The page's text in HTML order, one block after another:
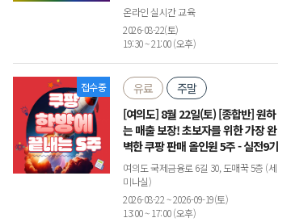
온라인 실시간 교육
2026-08-22(토)
19:30 ~ 21:00 (오후)
접수중 유료
주말
[여의도] 8월 22일(토) [종합반] 원하
는 매출 보장! 초보자를 위한 가장 완
벽한 쿠팡 판매 올인원 5주 - 실전9기
여의도 국제금융로 6길 30, 도매꾹 5층 (세
미나실)
2026-08-22 ~ 2026-09-19(토)
13:00 ~ 17:00 (오후)